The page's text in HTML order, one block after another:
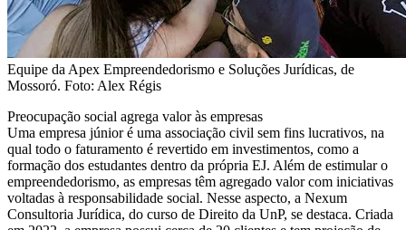
Equipe da Apex Empreendedorismo e Soluções Jurídicas, de
Mossoró. Foto: Alex Régis
Preocupação social agrega valor às empresas
Uma empresa júnior é uma associação civil sem fins lucrativos, na
qual todo o faturamento é revertido em investimentos, como a
formação dos estudantes dentro da própria EJ. Além de estimular o
empreendedorismo, as empresas têm agregado valor com iniciativas
voltadas à responsabilidade social. Nesse aspecto, a Nexum
Consultoria Jurídica, do curso de Direito da UnP, se destaca. Criada